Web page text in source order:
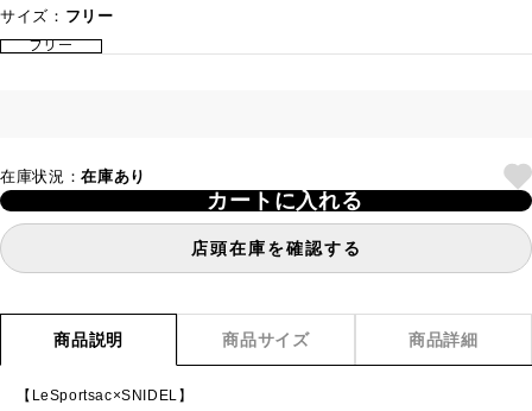
サイズ： フリー
フリー
在庫状況：在庫あり
カートに入れる
店頭在庫を確認する
商品説明 商品サイズ 商品詳細
【LeSportsac×SNIDEL】